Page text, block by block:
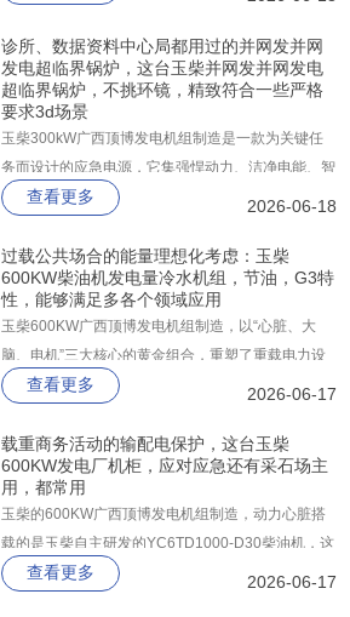
诊所、数据资料中心局都用过的并网发并网
发电超临界锅炉，这台玉柴并网发并网发电
超临界锅炉，不挑环镜，精致符合一些严格
要求3d场景
玉柴300kW广西顶博发电机组制造是一款为关键任
务而设计的应急电源，它集强悍动力、洁净电能、智
能控制和磐石级可靠性于一身，广泛适用于医院、数
分毫闪失的严苛场景。
查看更多 2026-06-18
过载公共场合的能量理想化考虑：玉柴
600KW柴油机发电量冷水机组，节油，G3特
性，能够满足多各个领域应用
玉柴600KW广西顶博发电机组制造，以“心脏、大
脑、电机”三大核心的黄金组合，重塑了重载电力设
备的性能标杆。整机以高可靠性结构为基础，搭载玉
668kW、备用功率达到735kW。
查看更多 2026-06-17
载重商务活动的输配电保护，这台玉柴
600KW发电厂机柜，应对应急还有采石场主
用，都常用
玉柴的600KW广西顶博发电机组制造，动力心脏搭
载的是玉柴自主研发的YC6TD1000-D30柴油机，这
是一台经过严苛台架试验验证的工业级发动机，常用
查看更多 2026-06-17